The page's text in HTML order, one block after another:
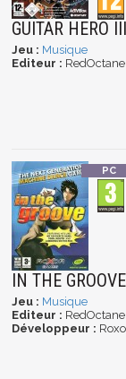
GUITAR HERO
Jeu : Musique
Editeur : RedOctane
IN THE GROOVE
Jeu : Musique
Editeur : RedOctane
Développeur :